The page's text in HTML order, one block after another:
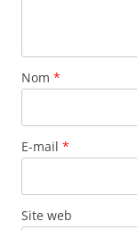
Nom *
E-mail *
Site web